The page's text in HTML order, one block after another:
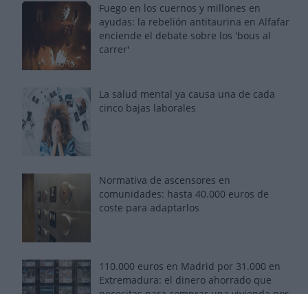
Fuego en los cuernos y millones en
ayudas: la rebelión antitaurina en Alfafar
enciende el debate sobre los 'bous al
carrer'
La salud mental ya causa una de cada
cinco bajas laborales
Normativa de ascensores en
comunidades: hasta 40.000 euros de
coste para adaptarlos
110.000 euros en Madrid por 31.000 en
Extremadura: el dinero ahorrado que